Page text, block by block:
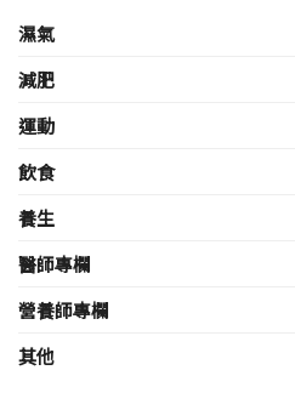
濕氣
減肥
運動
飲食
養生
醫師專欄
營養師專欄
其他